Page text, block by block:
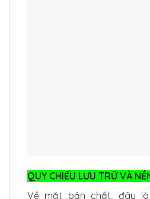
QUY CHIẾU LƯU TRỮ VÀ
Về mặt bản chất, đây